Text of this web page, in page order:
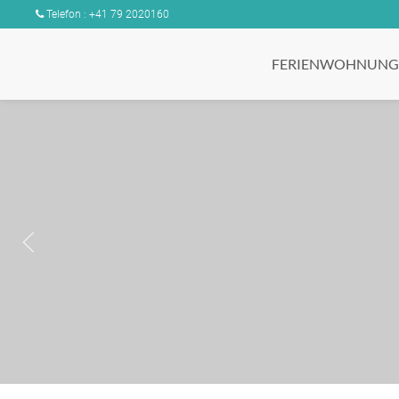
Telefon : +41 79 2020160